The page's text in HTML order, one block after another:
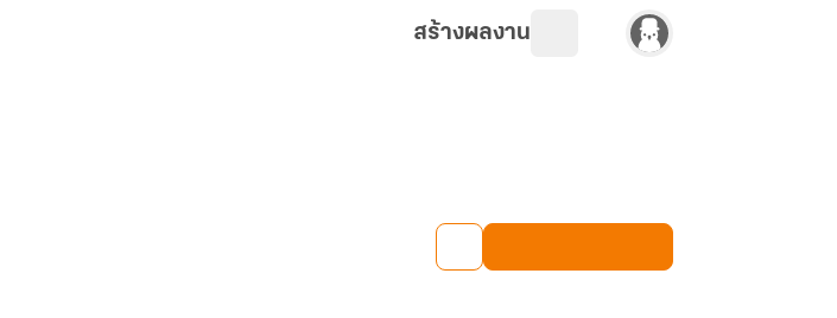
สร้างผลงาน